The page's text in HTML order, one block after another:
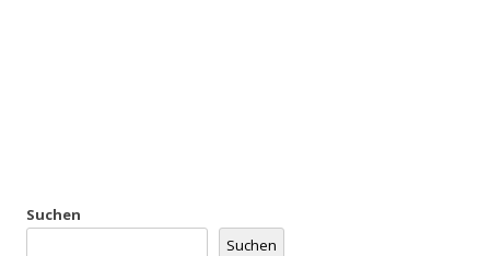
Suchen
Suchen